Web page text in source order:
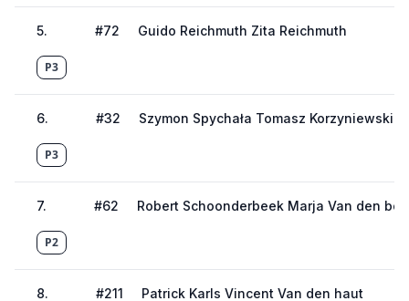
5. #72 Guido Reichmuth Zita Reichmuth
P3
6. #32 Szymon Spychała Tomasz Korzyniewski
P3
7. #62 Robert Schoonderbeek Marja Van den bor
P2
8. #211 Patrick Karls Vincent Van den haut